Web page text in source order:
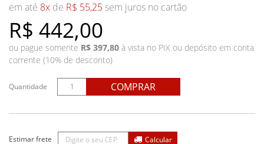
R$ 442,00
em até 8x de R$ 55,25 sem juros no cartão
ou pague somente R$ 397,80 à vista no PIX ou depósito em conta
corrente (10% de desconto)
Quantidade COMPRAR